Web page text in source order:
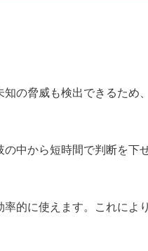
の脅威も検出できるため
中から短時間で判断を下
的に使えます。これによ